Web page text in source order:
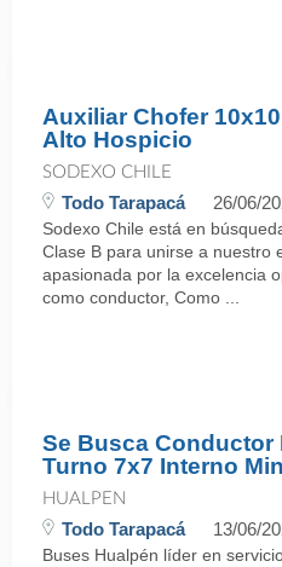
Auxiliar Chofer
Alto Hospicio
SODEXO CHILE
Todo Tarapacá 26/06/
Sodexo Chile está en
Clase B para unirse a nuestro
apasionada por la excelencia
como conductor, Como ...
Se Busca Conductor
Turno 7x7 Interno
HUALPEN
Todo Tarapacá 13/06/
Buses Hualpén líder en